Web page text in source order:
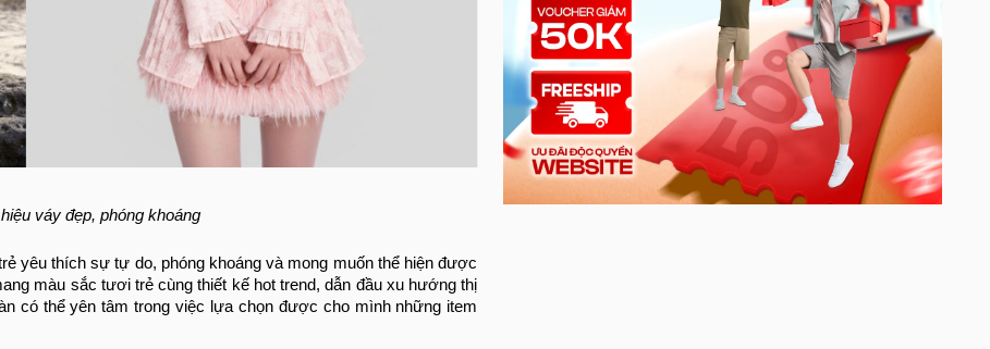
váy đẹp, phóng khoáng
yêu thích sự tự do, phóng khoáng và mong muốn thể hiện được
màu sắc tươi trẻ cùng thiết kế hot trend, dẫn đầu xu hướng thị
có thể yên tâm trong việc lựa chọn được cho mình những item